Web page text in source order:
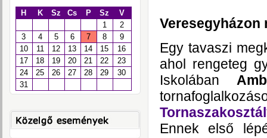
H K Sz Cs P Sz
V
1
2
3
4 5 6 7 8
9
10
11 12 13 14 15
16
17
18 19 20 21 22
23
24
25 26 27 28 29
30
31
Egy tavaszi
ahol rengeteg
Iskolában
Ennek első